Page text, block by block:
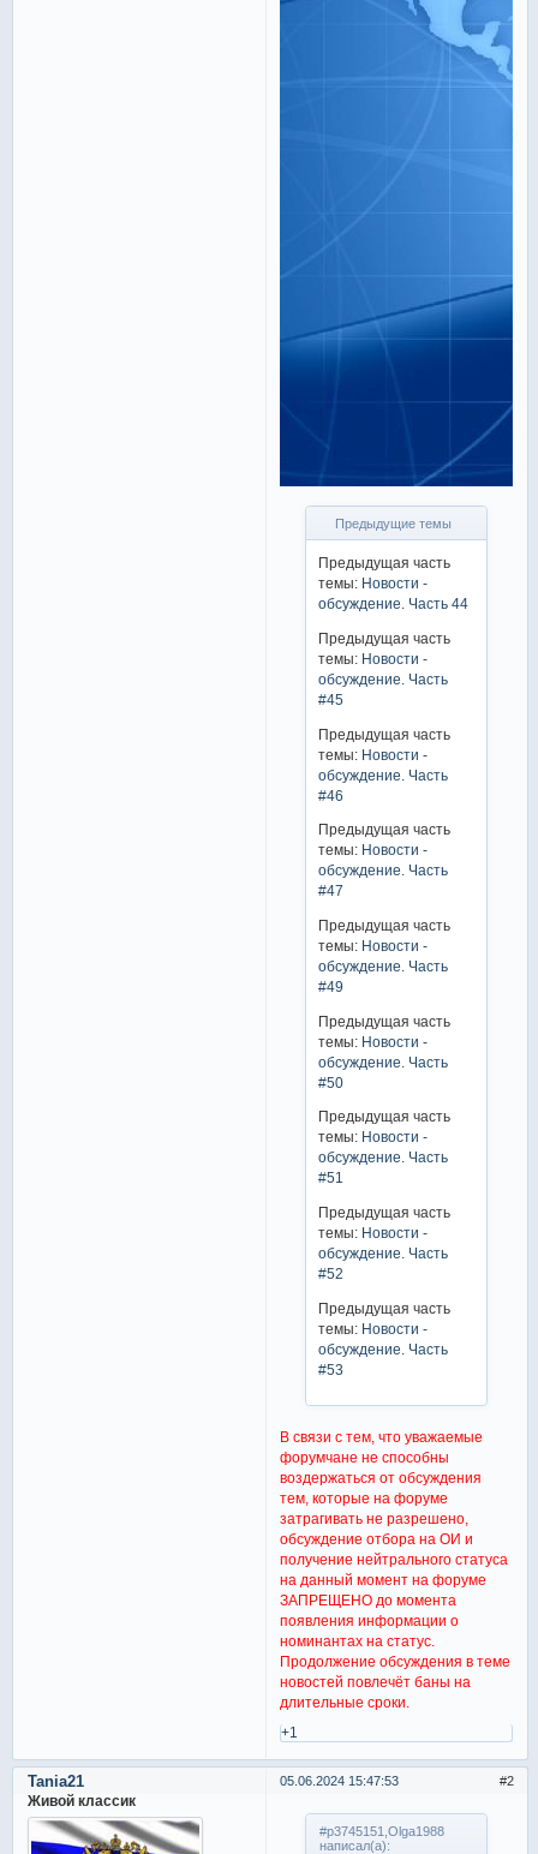
Предыдущие темы
Предыдущая часть
темы: Новости -
обсуждение. Часть 44
Предыдущая часть
темы: Новости -
обсуждение. Часть
#45
Предыдущая часть
темы: Новости -
обсуждение. Часть
#46
Предыдущая часть
темы: Новости -
обсуждение. Часть
#47
Предыдущая часть
темы: Новости -
обсуждение. Часть
#49
Предыдущая часть
темы: Новости -
обсуждение. Часть
#50
Предыдущая часть
темы: Новости -
обсуждение. Часть
#51
Предыдущая часть
темы: Новости -
обсуждение. Часть
#52
Предыдущая часть
темы: Новости -
обсуждение. Часть
#53
В связи с тем, что уважаемые
форумчане не способны
воздержаться от обсуждения
тем, которые на форуме
затрагивать не разрешено,
обсуждение отбора на ОИ и
получение нейтрального статуса
на данный момент на форуме
ЗАПРЕЩЕНО до момента
появления информации о
номинантах на статус.
Продолжение обсуждения в теме
новостей повлечёт баны на
длительные сроки.
+1
2
05.06.2024 15:47:53
Tania21
Живой классик
#p3745151,Olga1988
написал(а):